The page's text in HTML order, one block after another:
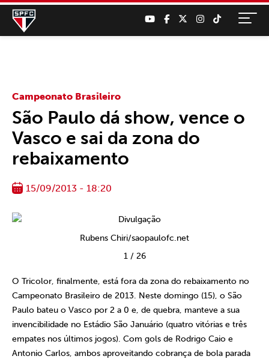
Campeonato Brasileiro
São Paulo dá show, vence o
Vasco e sai da zona do
rebaixamento
15/09/2013 - 18:20
Rubens Chiri/saopaulofc.net
1/ 26
O Tricolor, finalmente, está fora da zona do rebaixamento no
Campeonato Brasileiro de 2013. Neste domingo (15), o São
Paulo bateu o Vasco por 2 a 0 e, de quebra, manteve a sua
invencibilidade no Estádio São Januário (quatro vitórias e três
empates nos últimos jogos). Com gols de Rodrigo Caio e
Antonio Carlos, ambos aproveitando cobrança de bola parada